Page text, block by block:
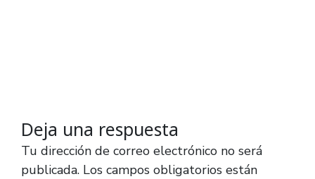
Deja una respuesta
Tu dirección de correo electrónico no será
publicada. Los campos obligatorios están